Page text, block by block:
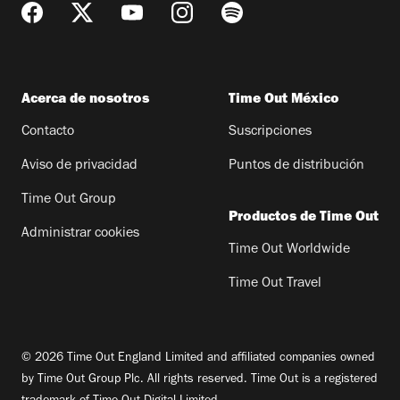
Acerca de nosotros
Contacto
Aviso de privacidad
Time Out Group
Administrar cookies
Time Out México
Suscripciones
Puntos de distribución
Productos de Time Out
Time Out Worldwide
Time Out Travel
© 2026 Time Out England Limited and affiliated companies owned
by Time Out Group Plc. All rights reserved. Time Out is a registered